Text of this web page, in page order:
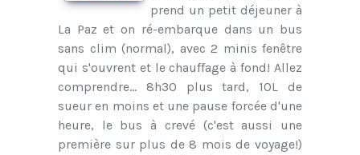
prend un petit déjeuner à
La Paz et on ré-embarque dans un bus
sans clim (normal), avec 2 minis fenêtre
qui s'ouvrent et le chauffage à fond! Allez
comprendre... 8h30 plus tard, 10L de
sueur en moins et une pause forcée d'une
heure, le bus à crevé (c'est aussi une
première sur plus de 8 mois de voyage!)